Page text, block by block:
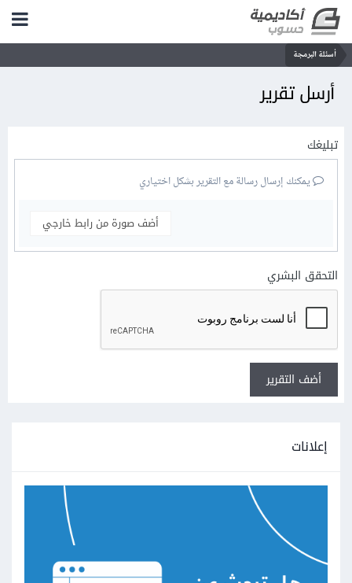
أسئلة البرمجة
أرسل تقرير
تبليغك
يمكنك إرسال رسالة مع التقرير بشكل اختياري
أضف صورة من رابط خارجي
التحقق البشري
أضف التقرير
إعلانات